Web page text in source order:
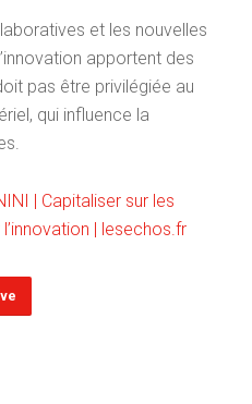
et les nouvelles
apportent des
pas être privilégiée au
qui influence la
| Capitaliser sur les
| lesechos.fr